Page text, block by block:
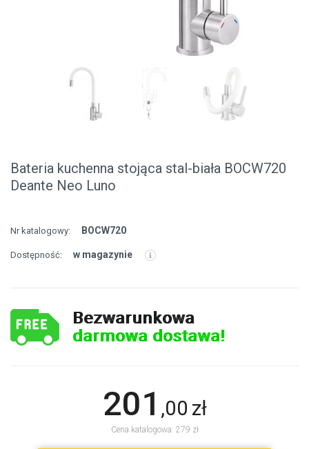
Bateria kuchenna stojąca stal-biała BOCW720
Deante Neo Luno
Nr katalogowy: BOCW720
Dostępność: w magazynie
Bezwarunkowa
darmowa dostawa!
201 ,00 zł
Cena katalogowa: 279 zł